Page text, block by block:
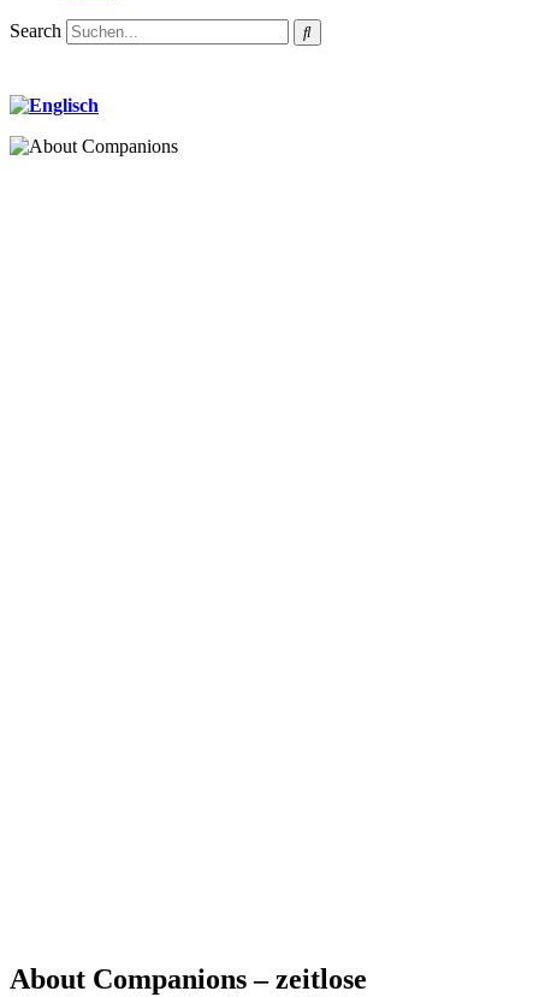
Search
About Companions – zeitlose